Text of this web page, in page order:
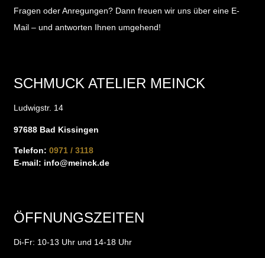
Fragen oder Anregungen? Dann freuen wir uns über eine E-
Mail – und antworten Ihnen umgehend!
SCHMUCK ATELIER MEINCK
Ludwigstr. 14
97688 Bad Kissingen
Telefon: 0971 / 3118
E-mail: info@meinck.de
ÖFFNUNGSZEITEN
Di-Fr: 10-13 Uhr und 14-18 Uhr